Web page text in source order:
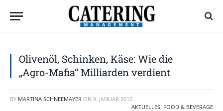
Olivenöl, Schinken, Käse: Wie die
„Agro-Mafia“ Milliarden verdient
BY MARTINA SCHNEEMAYER ON 9. JANUAR 2012
AKTUELLES, FOOD & BEVERAGE